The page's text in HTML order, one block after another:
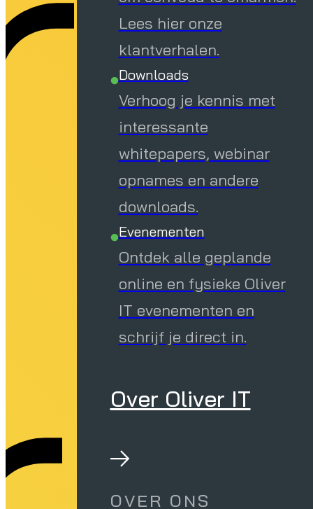
Lees hier onze
klantverhalen.
Downloads
Verhoog je kennis met
interessante
whitepapers, webinar
opnames en andere
downloads.
Evenementen
Ontdek alle geplande
online en fysieke Oliver
IT evenementen en
schrijf je direct in.
Over Oliver IT
OVER ONS